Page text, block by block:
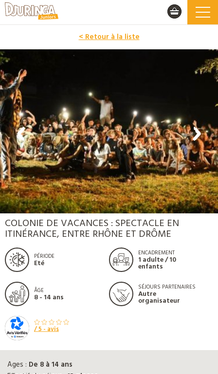
< Retour à la liste
PROMO
COLONIE DE VACANCES : SPECTACLE EN
ITINÉRANCE, ENTRE RHÔNE ET DRÔME
PÉRIODE
Eté
ENCADREMENT
1 adulte / 10
enfants
ÂGE
8 - 14 ans
SÉJOURS PARTENAIRES
Autre
organisateur
/ 5 -avis
Ages : De 8 à 14 ans